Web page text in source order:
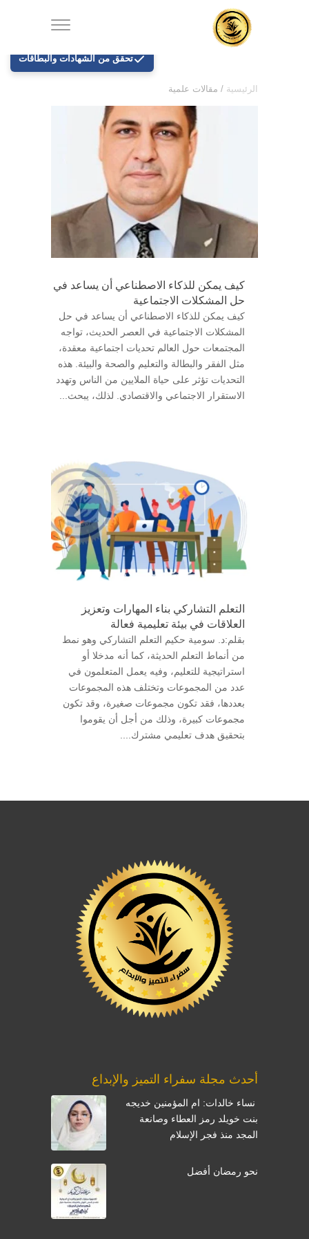
الرئيسية / مقالات علمية
كيف يمكن للذكاء الاصطناعي أن يساعد في
حل المشكلات الاجتماعية
كيف يمكن للذكاء الاصطناعي أن يساعد في حل
المشكلات الاجتماعية في العصر الحديث، تواجه
المجتمعات حول العالم تحديات اجتماعية معقدة،
مثل الفقر والبطالة والتعليم والصحة والبيئة. هذه
التحديات تؤثر على حياة الملايين من الناس وتهدد
الاستقرار الاجتماعي والاقتصادي. لذلك، يبحث...
التعلم التشاركي بناء المهارات وتعزيز
العلاقات في بيئة تعليمية فعالة
بقلم:د. سومية حكيم التعلم التشاركي وهو نمط
من أنماط التعلم الحديثة، كما أنه مدخلا أو
استراتيجية للتعليم، وفيه يعمل المتعلمون في
عدد من المجموعات وتختلف هذه المجموعات
بعددها، فقد تكون مجموعات صغيرة، وقد تكون
مجموعات كبيرة، وذلك من أجل أن يقوموا
بتحقيق هدف تعليمي مشترك....
أحدث مجلة سفراء التميز والإبداع
نساء خالدات: ام المؤمنين خديجه
بنت خويلد رمز العطاء وصانعة
المجد منذ فجر الإسلام
نحو رمضان أفضل
تحقق من الشهادات والبطاقات